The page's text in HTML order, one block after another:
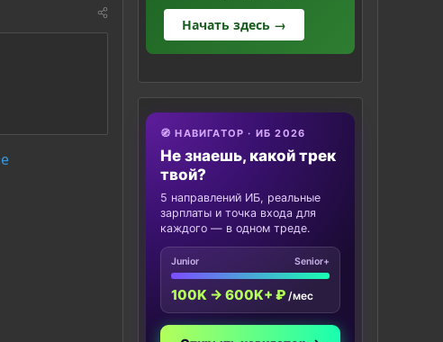
Начать здесь →
🧭 НАВИГАТОР · ИБ 2026
Не знаешь, какой трек
твой?
5 направлений ИБ, реальные
зарплаты и точка входа для
каждого — в одном треде.
Junior Senior+
100K → 600K+ ₽ /мес